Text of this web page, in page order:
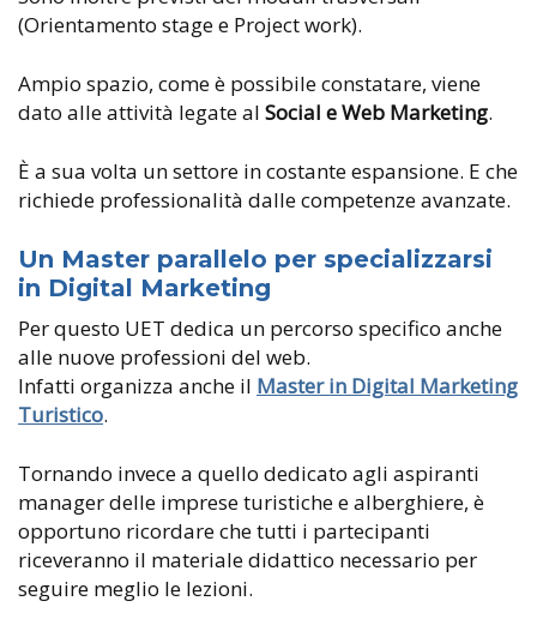
(Orientamento stage e Project work).
Ampio spazio, come è possibile constatare, viene
dato alle attività legate al Social e Web Marketing.
È a sua volta un settore in costante espansione. E che
richiede professionalità dalle competenze avanzate.
Un Master parallelo per specializzarsi
in Digital Marketing
Per questo UET dedica un percorso specifico anche
alle nuove professioni del web.
Infatti organizza anche il Master in Digital Marketing
Turistico.
Tornando invece a quello dedicato agli aspiranti
manager delle imprese turistiche e alberghiere, è
opportuno ricordare che tutti i partecipanti
riceveranno il materiale didattico necessario per
seguire meglio le lezioni.